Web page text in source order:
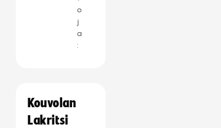
o
j
a
:
Kouvolan
Lakritsi